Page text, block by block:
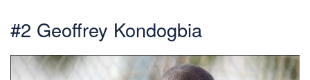
#2 Geoffrey Kondogbia